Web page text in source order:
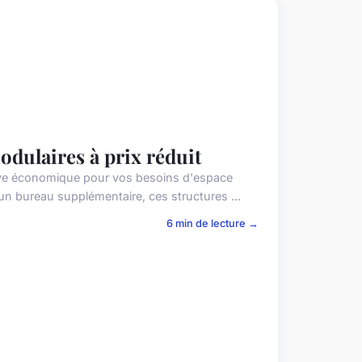
à prix réduit
économique pour vos besoins d'espace
bureau supplémentaire, ces structures ...
6 min de lecture →